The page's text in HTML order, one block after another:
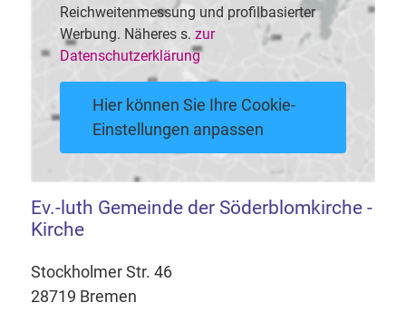
Reichweitenmessung und profilbasierter
Werbung. Näheres s. zur
Datenschutzerklärung
Hier können Sie Ihre Cookie-
Einstellungen anpassen
Ev.-luth Gemeinde der Söderblomkirche -
Kirche
Stockholmer Str. 46
28719 Bremen